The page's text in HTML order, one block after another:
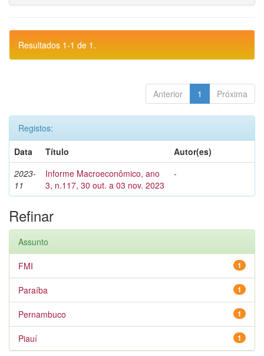
Resultados 1-1 de 1.
Anterior 1 Próxima
Registos:
Data
Título
Autor(es)
2023-
11
Informe Macroeconômico, ano
3, n.117, 30 out. a 03 nov. 2023
-
Refinar
Assunto
1
FMI
1
Paraíba
1
Pernambuco
1
Piauí